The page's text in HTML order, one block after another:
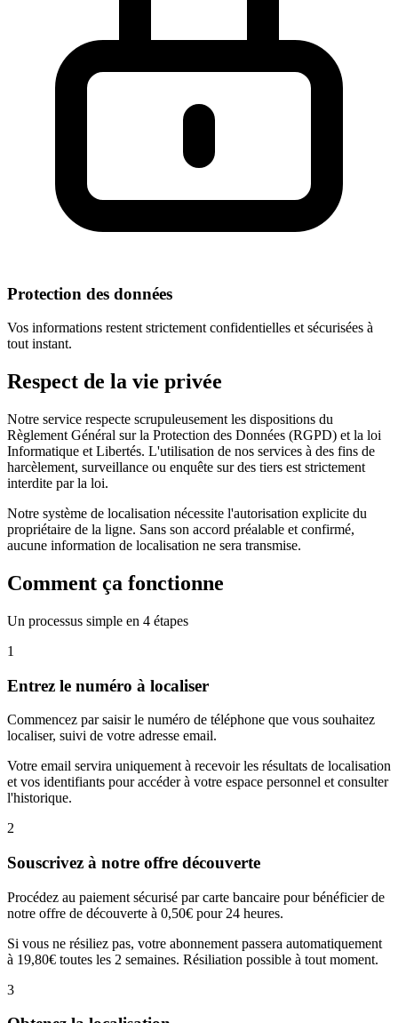
Protection des données
Vos informations restent strictement confidentielles et sécurisées à
tout instant.
Respect de la vie privée
Notre service respecte scrupuleusement les dispositions du
Règlement Général sur la Protection des Données (RGPD) et la loi
Informatique et Libertés. L'utilisation de nos services à des fins de
harcèlement, surveillance ou enquête sur des tiers est strictement
interdite par la loi.
Notre système de localisation nécessite l'autorisation explicite du
propriétaire de la ligne. Sans son accord préalable et confirmé,
aucune information de localisation ne sera transmise.
Comment ça fonctionne
Un processus simple en 4 étapes
1
Entrez le numéro à localiser
Commencez par saisir le numéro de téléphone que vous souhaitez
localiser, suivi de votre adresse email.
Votre email servira uniquement à recevoir les résultats de localisation
et vos identifiants pour accéder à votre espace personnel et consulter
l'historique.
2
Souscrivez à notre offre découverte
Procédez au paiement sécurisé par carte bancaire pour bénéficier de
notre offre de découverte à 0,50€ pour 24 heures.
Si vous ne résiliez pas, votre abonnement passera automatiquement
à 19,80€ toutes les 2 semaines. Résiliation possible à tout moment.
3